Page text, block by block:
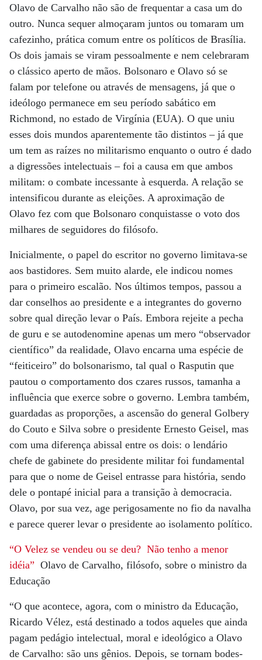
Olavo de Carvalho não são de frequentar a casa um do
outro. Nunca sequer almoçaram juntos ou tomaram um
cafezinho, prática comum entre os políticos de Brasília.
Os dois jamais se viram pessoalmente e nem celebraram
o clássico aperto de mãos. Bolsonaro e Olavo só se
falam por telefone ou através de mensagens, já que o
ideólogo permanece em seu período sabático em
Richmond, no estado de Virgínia (EUA). O que uniu
esses dois mundos aparentemente tão distintos – já que
um tem as raízes no militarismo enquanto o outro é dado
a digressões intelectuais – foi a causa em que ambos
militam: o combate incessante à esquerda. A relação se
intensificou durante as eleições. A aproximação de
Olavo fez com que Bolsonaro conquistasse o voto dos
milhares de seguidores do filósofo.
Inicialmente, o papel do escritor no governo limitava-se
aos bastidores. Sem muito alarde, ele indicou nomes
para o primeiro escalão. Nos últimos tempos, passou a
dar conselhos ao presidente e a integrantes do governo
sobre qual direção levar o País. Embora rejeite a pecha
de guru e se autodenomine apenas um mero “observador
científico” da realidade, Olavo encarna uma espécie de
“feiticeiro” do bolsonarismo, tal qual o Rasputin que
pautou o comportamento dos czares russos, tamanha a
influência que exerce sobre o governo. Lembra também,
guardadas as proporções, a ascensão do general Golbery
do Couto e Silva sobre o presidente Ernesto Geisel, mas
com uma diferença abissal entre os dois: o lendário
chefe de gabinete do presidente militar foi fundamental
para que o nome de Geisel entrasse para história, sendo
dele o pontapé inicial para a transição à democracia.
Olavo, por sua vez, age perigosamente no fio da navalha
e parece querer levar o presidente ao isolamento político.
“O Velez se vendeu ou se deu? Não tenho a menor
idéia” Olavo de Carvalho, filósofo, sobre o ministro da
Educação
“O que acontece, agora, com o ministro da Educação,
Ricardo Vélez, está destinado a todos aqueles que ainda
pagam pedágio intelectual, moral e ideológico a Olavo
de Carvalho: são uns gênios. Depois, se tornam bodes-